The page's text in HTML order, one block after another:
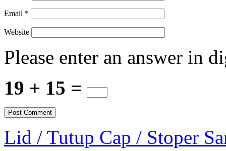
Email *
Website
Please enter an answer in
19 + 15 =
Lid / Tutup Cap / Stoper